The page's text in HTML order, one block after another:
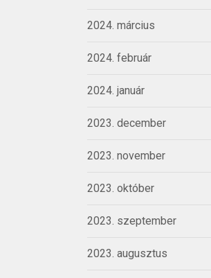
2024. március
2024. február
2024. január
2023. december
2023. november
2023. október
2023. szeptember
2023. augusztus